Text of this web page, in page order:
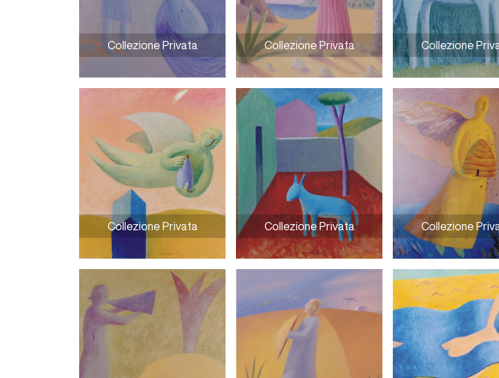
Cerchi nell’acqua
Collezione Privata
Con la testa nel sole
Collezione Privata
Crinali e criniere
Collezione
L’angelo
Collezione Privata
L’asino azzurro
Collezione Privata
Le buone apitudini
Collezione